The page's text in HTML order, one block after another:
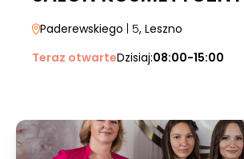
Paderewskiego | 5, Leszno
Teraz otwarteDzisiaj:08:00-15:00